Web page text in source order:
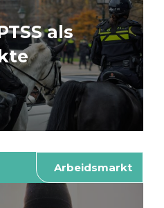
als
Arbeidsmarkt